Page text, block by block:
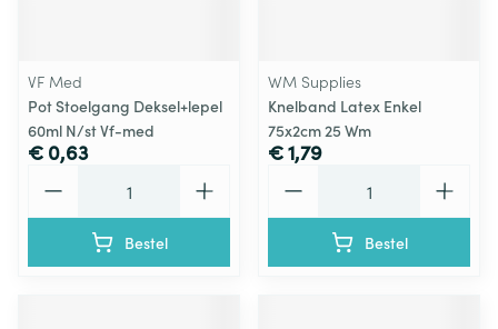
VF Med
Pot Stoelgang Deksel+lepel
60ml N/st Vf-med
€ 0,63
Bestel
WM Supplies
Knelband Latex Enkel
75x2cm 25 Wm
€ 1,79
Bestel